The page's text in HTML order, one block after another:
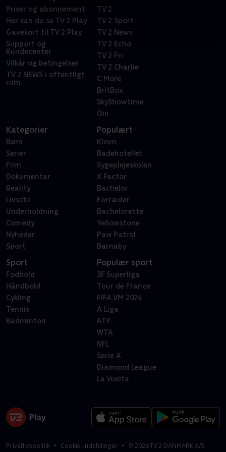
Priser og abonnement
Her kan du se TV 2 Play
Gavekort til TV 2 Play
Support og
Kundecenter
Vilkår og betingelser
TV 2 NEWS i offentligt
rum
TV 2
TV 2 Sport
TV 2 News
TV 2 Echo
TV 2 Fri
TV 2 Charlie
C More
BritBox
SkyShowtime
Oiii
Kategorier
Børn
Serier
Film
Dokumentar
Reality
Livsstil
Underholdning
Comedy
Nyheder
Sport
Populært
Klovn
Badehotellet
Sygeplejeskolen
X Factor
Bachelor
Forræder
Bachelorette
Yellowstone
Paw Patrol
Barnaby
Sport
Fodbold
Håndbold
Cykling
Tennis
Badminton
Populær sport
3F Superliga
Tour de France
FIFA VM 2026
A Liga
ATP
WTA
NFL
Serie A
Diamond League
La Vuelta
Privatlivspolitik Cookie-indstillinger © 2026TV 2 DANMARK A/S